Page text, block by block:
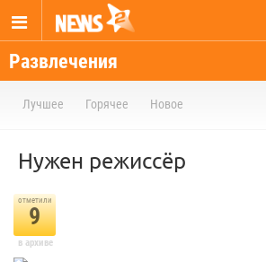
Развлечения
Лучшее Горячее Новое
Нужен режиссёр
отметили
9
в архиве